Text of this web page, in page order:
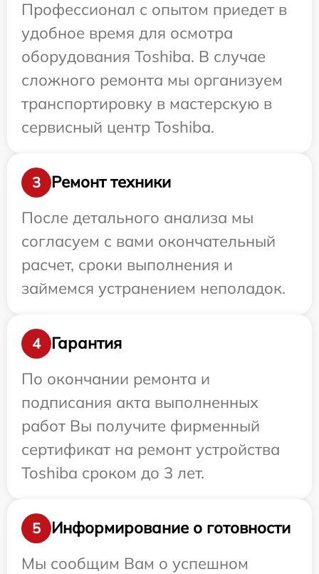
Профессионал с опытом приедет в
удобное время для осмотра
оборудования Toshiba. В случае
сложного ремонта мы организуем
транспортировку в мастерскую в
сервисный центр Toshiba.
3
Ремонт техники
После детального анализа мы
согласуем с вами окончательный
расчет, сроки выполнения и
займемся устранением неполадок.
4
Гарантия
По окончании ремонта и
подписания акта выполненных
работ Вы получите фирменный
сертификат на ремонт устройства
Toshiba сроком до 3 лет.
5
Информирование о готовности
Мы сообщим Вам о успешном